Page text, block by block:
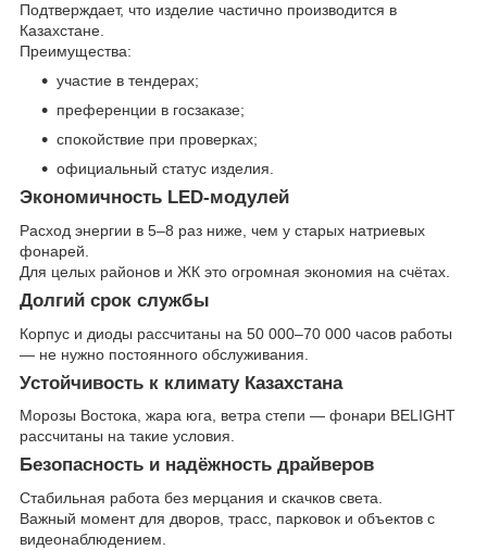
Подтверждает, что изделие частично производится в
Казахстане.
Преимущества:
участие в тендерах;
преференции в госзаказе;
спокойствие при проверках;
официальный статус изделия.
Экономичность LED-модулей
Расход энергии в 5–8 раз ниже, чем у старых натриевых
фонарей.
Для целых районов и ЖК это огромная экономия на счётах.
Долгий срок службы
Корпус и диоды рассчитаны на 50 000–70 000 часов работы
— не нужно постоянного обслуживания.
Устойчивость к климату Казахстана
Морозы Востока, жара юга, ветра степи — фонари BELIGHT
рассчитаны на такие условия.
Безопасность и надёжность драйверов
Стабильная работа без мерцания и скачков света.
Важный момент для дворов, трасс, парковок и объектов с
видеонаблюдением.